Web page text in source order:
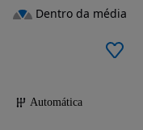
Automática
Dentro da média